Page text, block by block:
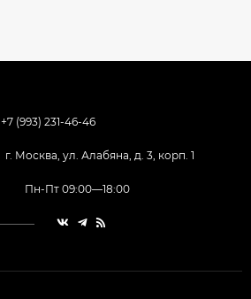
+7 (993) 231-46-46
г. Москва, ул. Алабяна, д. 3, корп. 1
Пн-Пт 09:00—18:00